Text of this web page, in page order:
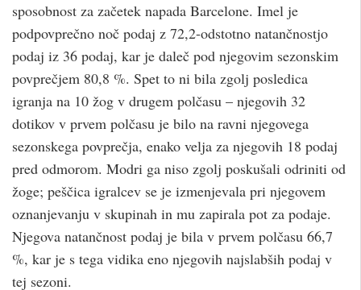
sposobnost za začetek napada Barcelone. Imel je
podpovprečno noč podaj z 72,2-odstotno natančnostjo
podaj iz 36 podaj, kar je daleč pod njegovim sezonskim
povprečjem 80,8 %. Spet to ni bila zgolj posledica
igranja na 10 žog v drugem polčasu – njegovih 32
dotikov v prvem polčasu je bilo na ravni njegovega
sezonskega povprečja, enako velja za njegovih 18 podaj
pred odmorom. Modri ​​ga niso zgolj poskušali odriniti od
žoge; peščica igralcev se je izmenjevala pri njegovem
oznanjevanju v skupinah in mu zapirala pot za podaje.
Njegova natančnost podaj je bila v prvem polčasu 66,7
%, kar je s tega vidika eno njegovih najslabših podaj v
tej sezoni.